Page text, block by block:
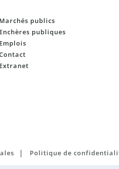
Marchés publics
Enchères publiques
Emplois
Extranet
| Politique de